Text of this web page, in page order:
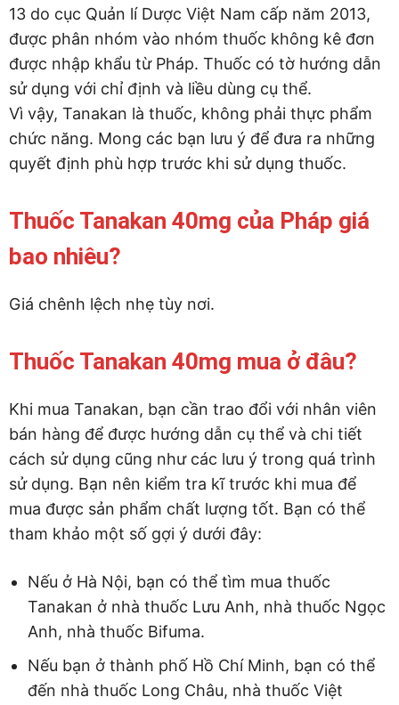
13 do cục Quản lí Dược Việt Nam cấp năm 2013,
được phân nhóm vào nhóm thuốc không kê đơn
được nhập khẩu từ Pháp. Thuốc có tờ hướng dẫn
sử dụng với chỉ định và liều dùng cụ thể.
Vì vậy, Tanakan là thuốc, không phải thực phẩm
chức năng. Mong các bạn lưu ý để đưa ra những
quyết định phù hợp trước khi sử dụng thuốc.
Thuốc Tanakan 40mg của Pháp giá
bao nhiêu?
Giá chênh lệch nhẹ tùy nơi.
Thuốc Tanakan 40mg mua ở đâu?
Khi mua Tanakan, bạn cần trao đổi với nhân viên
bán hàng để được hướng dẫn cụ thể và chi tiết
cách sử dụng cũng như các lưu ý trong quá trình
sử dụng. Bạn nên kiểm tra kĩ trước khi mua để
mua được sản phẩm chất lượng tốt. Bạn có thể
tham khảo một số gợi ý dưới đây:
Nếu ở Hà Nội, bạn có thể tìm mua thuốc
Tanakan ở nhà thuốc Lưu Anh, nhà thuốc Ngọc
Anh, nhà thuốc Bifuma.
Nếu bạn ở thành phố Hồ Chí Minh, bạn có thể
đến nhà thuốc Long Châu, nhà thuốc Việt